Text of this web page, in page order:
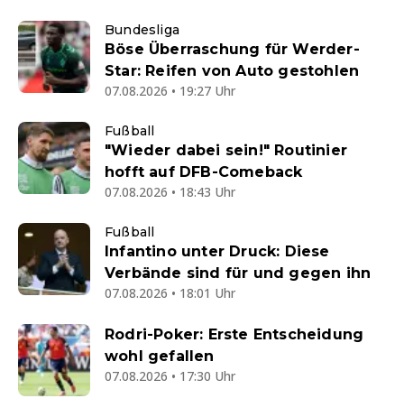
Bundesliga
Böse Überraschung für Werder-
Star: Reifen von Auto gestohlen
07.08.2026 • 19:27 Uhr
Fußball
"Wieder dabei sein!" Routinier
hofft auf DFB-Comeback
07.08.2026 • 18:43 Uhr
Fußball
Infantino unter Druck: Diese
Verbände sind für und gegen ihn
07.08.2026 • 18:01 Uhr
Rodri-Poker: Erste Entscheidung
wohl gefallen
07.08.2026 • 17:30 Uhr